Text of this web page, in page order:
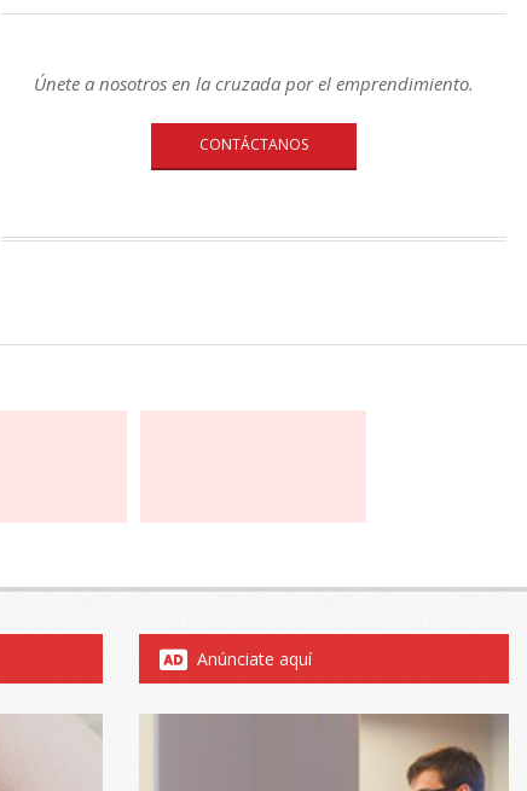
Únete a nosotros en la cruzada por el emprendimiento.
CONTÁCTANOS
Anúnciate aquí